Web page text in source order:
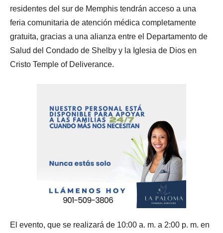
residentes del sur de Memphis tendrán acceso a una
feria comunitaria de atención médica completamente
gratuita, gracias a una alianza entre el Departamento de
Salud del Condado de Shelby y la Iglesia de Dios en
Cristo Temple of Deliverance.
El evento, que se realizará de 10:00 a. m. a 2:00 p. m. en